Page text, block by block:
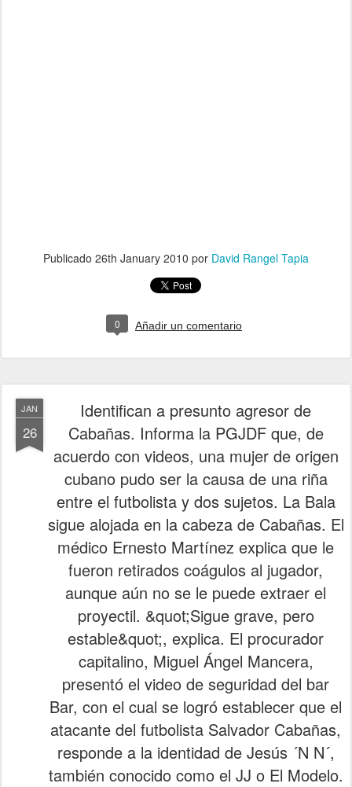
Publicado 26th January 2010 por David Rangel Tapia
0 Añadir un comentario
JAN
26
Identifican a presunto agresor de
Cabañas. Informa la PGJDF que, de
acuerdo con videos, una mujer de origen
cubano pudo ser la causa de una riña
entre el futbolista y dos sujetos. La Bala
sigue alojada en la cabeza de Cabañas. El
médico Ernesto Martínez explica que le
fueron retirados coágulos al jugador,
aunque aún no se le puede extraer el
proyectil. &quot;Sigue grave, pero
estable&quot;, explica. El procurador
capitalino, Miguel Ángel Mancera,
presentó el video de seguridad del bar
Bar, con el cual se logró establecer que el
atacante del futbolista Salvador Cabañas,
responde a la identidad de Jesús ´N N´,
también conocido como el JJ o El Modelo.